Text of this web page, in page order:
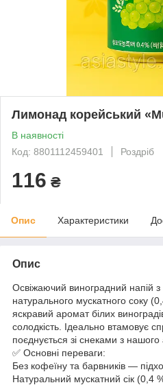
Лимонад корейський
В наявності
Код: 8801112459401
Роздріб
116 ₴
Опис Характеристики
Опис
Освіжаючий виноградний напій
натурального мускатного соку
яскравий аромат білих
солодкість. Ідеально втамовує
поєднується зі снеками з нашого
✅ Основні переваги:
Без кофеїну та барвників —
Натуральний мускатний сік (0,4